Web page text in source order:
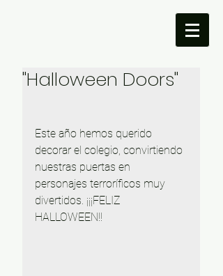
"Halloween Doors"
Este año hemos querido
decorar el colegio, convirtiendo
nuestras puertas en
personajes terroríficos muy
divertidos. ¡¡¡FELIZ
HALLOWEEN!!